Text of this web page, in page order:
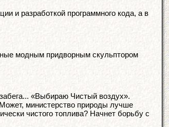
и разработкой программного кода, а в
модным придворным скульптором
«Выбираю Чистый воздух».
министерство природы лучше
чистого топлива? Начнет борьбу с